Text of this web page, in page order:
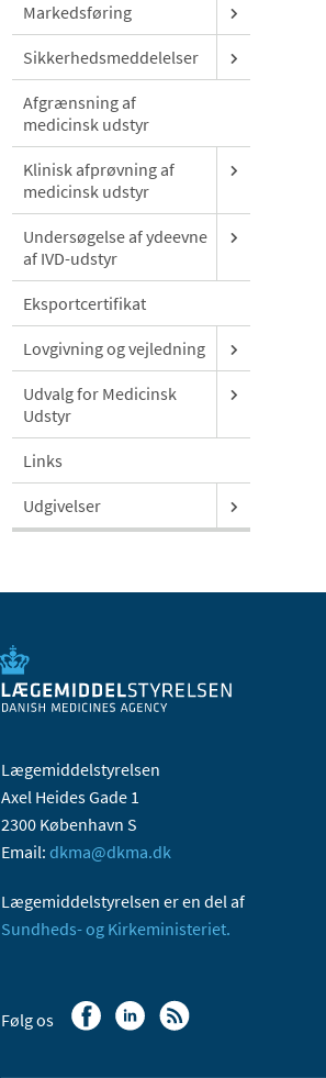
Markedsføring
Sikkerhedsmeddelelser
Afgrænsning af
medicinsk udstyr
Klinisk afprøvning af
medicinsk udstyr
Undersøgelse af ydeevne
af IVD-udstyr
Eksportcertifikat
Lovgivning og vejledning
Udvalg for Medicinsk
Udstyr
Links
Udgivelser
Lægemiddelstyrelsen
Axel Heides Gade 1
2300 København S
Email: dkma@dkma.dk
Lægemiddelstyrelsen er en del af
Sundheds- og Kirkeministeriet.
Følg os